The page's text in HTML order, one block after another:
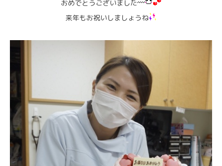
おめでとうございました
来年もお祝いしましょうね